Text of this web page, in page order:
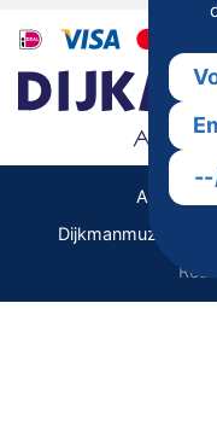
Dijkmanmuziek